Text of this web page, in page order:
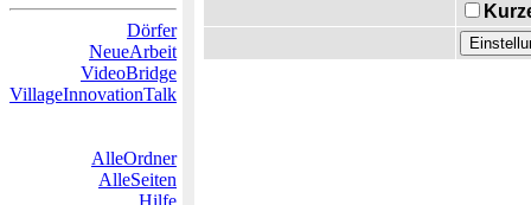
Dörfer
NeueArbeit
VideoBridge
VillageInnovationTalk
AlleOrdner
AlleSeiten
Hilfe